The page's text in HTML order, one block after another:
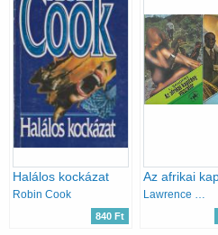
Halálos kockázat
Robin Cook
840 Ft
Lawrence Sanders